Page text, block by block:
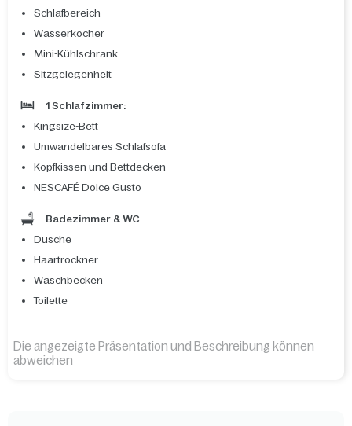
Schlafbereich
Wasserkocher
Mini-Kühlschrank
Sitzgelegenheit
1 Schlafzimmer:
Kingsize-Bett
Umwandelbares Schlafsofa
Kopfkissen und Bettdecken
NESCAFÉ Dolce Gusto
Badezimmer & WC
Dusche
Haartrockner
Waschbecken
Toilette
Die angezeigte Präsentation und Beschreibung können
abweichen